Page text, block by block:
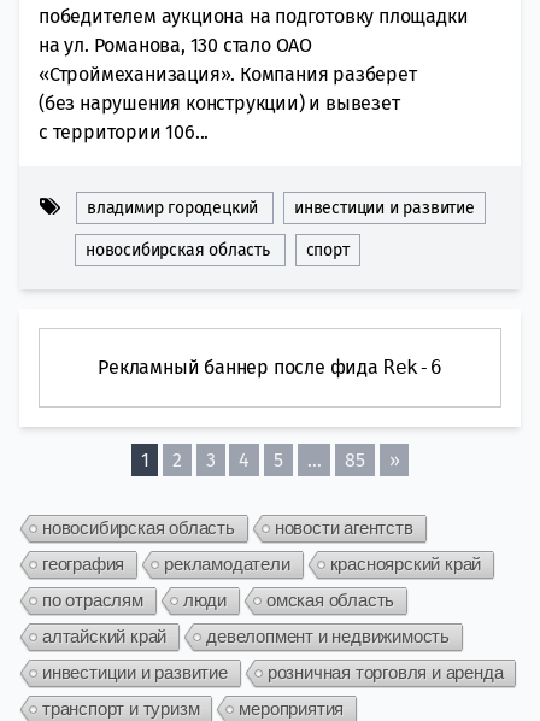
победителем аукциона на подготовку площадки
на ул. Романова, 130 стало ОАО
«Строймеханизация». Компания разберет
(без нарушения конструкции) и вывезет
с территории 106...
владимир городецкий инвестиции и развитие
новосибирская область спорт
Рекламный баннер после фида Rek-6
1 2 3 4 5 … 85 »
новосибирская область
новости агентств
география
рекламодатели
красноярский край
по отраслям
люди
омская область
алтайский край
девелопмент и недвижимость
инвестиции и развитие
розничная торговля и аренда
транспорт и туризм
мероприятия